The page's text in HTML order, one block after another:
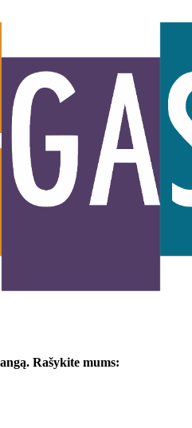
Rašykite mums: